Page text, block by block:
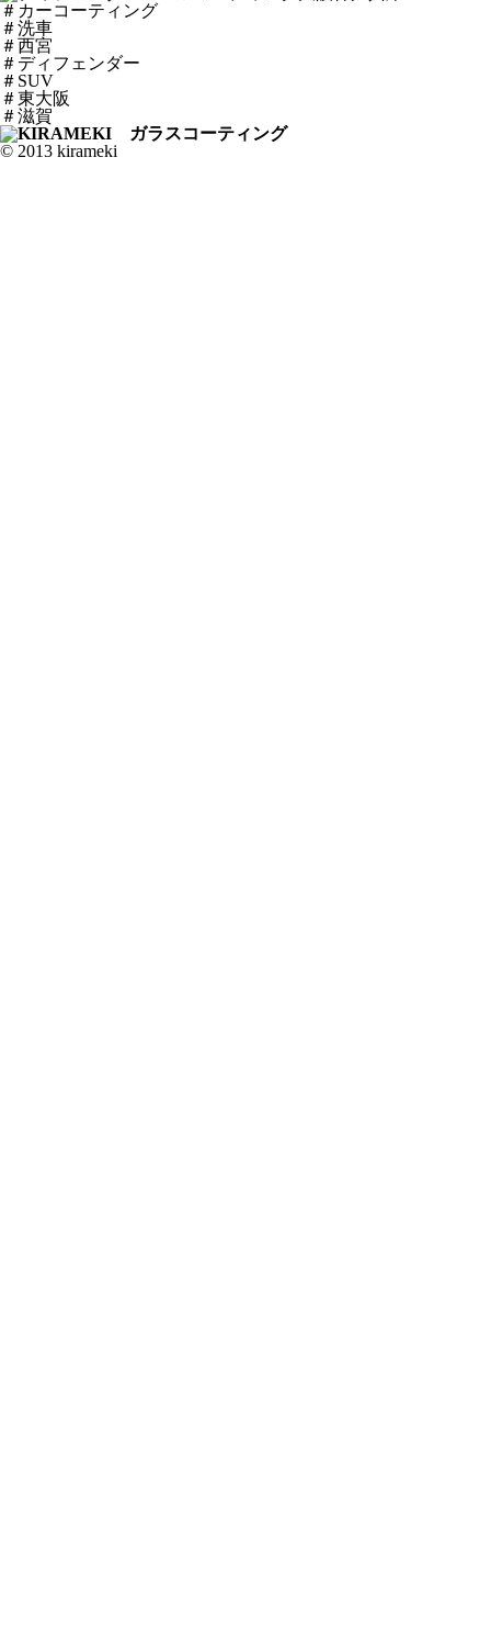
＃カーコーティング
＃洗車
＃西宮
＃ディフェンダー
＃SUV
＃東大阪
＃滋賀
© 2013 kirameki